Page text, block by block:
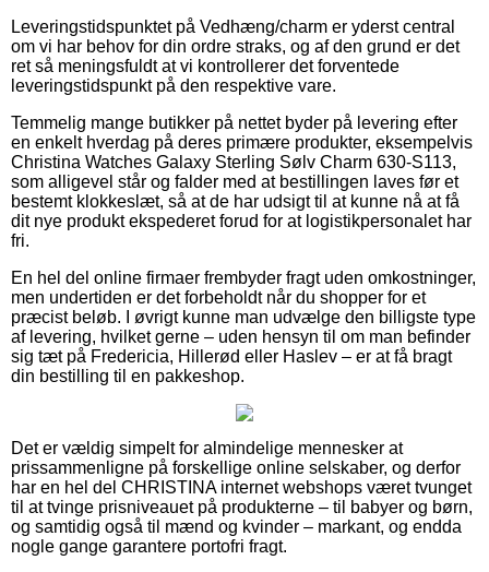
Leveringstidspunktet på Vedhæng/charm er yderst central
om vi har behov for din ordre straks, og af den grund er det
ret så meningsfuldt at vi kontrollerer det forventede
leveringstidspunkt på den respektive vare.
Temmelig mange butikker på nettet byder på levering efter
en enkelt hverdag på deres primære produkter, eksempelvis
Christina Watches Galaxy Sterling Sølv Charm 630-S113,
som alligevel står og falder med at bestillingen laves før et
bestemt klokkeslæt, så at de har udsigt til at kunne nå at få
dit nye produkt ekspederet forud for at logistikpersonalet har
fri.
En hel del online firmaer frembyder fragt uden omkostninger,
men undertiden er det forbeholdt når du shopper for et
præcist beløb. I øvrigt kunne man udvælge den billigste type
af levering, hvilket gerne – uden hensyn til om man befinder
sig tæt på Fredericia, Hillerød eller Haslev – er at få bragt
din bestilling til en pakkeshop.
Det er vældig simpelt for almindelige mennesker at
prissammenligne på forskellige online selskaber, og derfor
har en hel del CHRISTINA internet webshops været tvunget
til at tvinge prisniveauet på produkterne – til babyer og børn,
og samtidig også til mænd og kvinder – markant, og endda
nogle gange garantere portofri fragt.